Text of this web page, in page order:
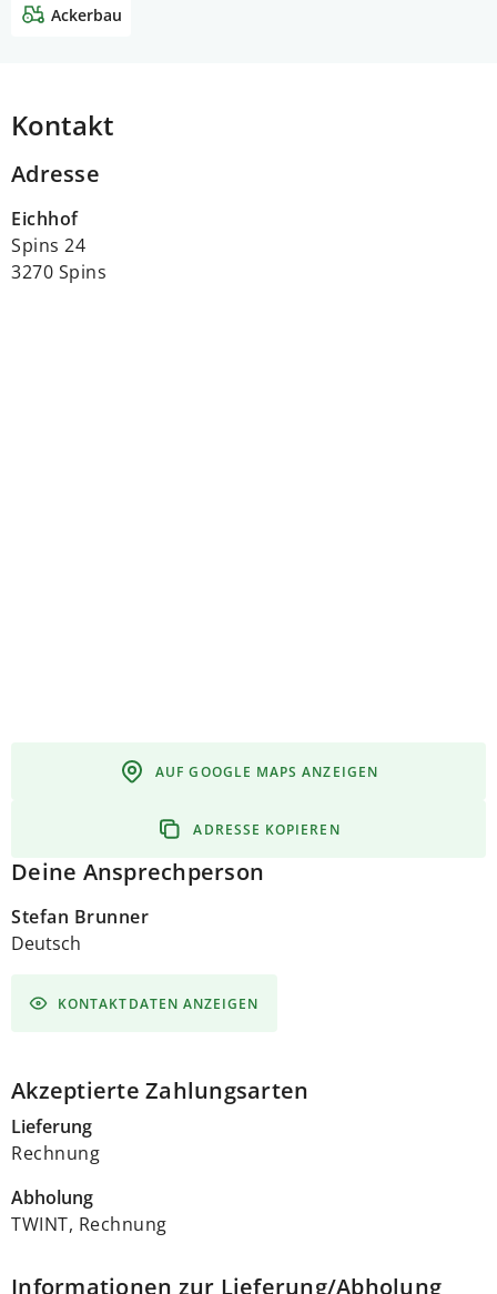
Ackerbau
Kontakt
Adresse
Eichhof
Spins 24
3270 Spins
AUF GOOGLE MAPS ANZEIGEN
ADRESSE KOPIEREN
Deine Ansprechperson
Stefan Brunner
Deutsch
KONTAKTDATEN ANZEIGEN
Akzeptierte Zahlungsarten
Lieferung
Rechnung
Abholung
TWINT, Rechnung
Informationen zur Lieferung/Abholung